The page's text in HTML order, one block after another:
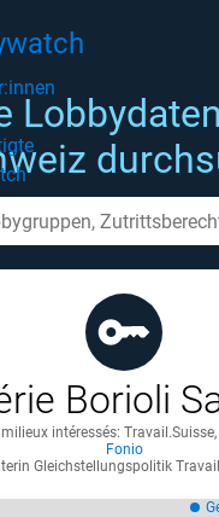
Borioli
intéressés: Travail.Suisse,
Fonio
Gleichstellungspolitik